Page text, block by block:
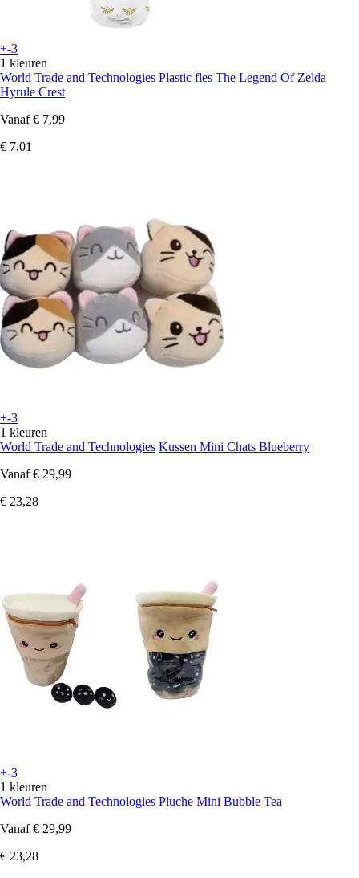
+-3
1 kleuren
World Trade and Technologies Plastic fles The Legend Of Zelda
Hyrule Crest
Vanaf € 7,99
€ 7,01
+-3
1 kleuren
World Trade and Technologies Kussen Mini Chats Blueberry
Vanaf € 29,99
€ 23,28
+-3
1 kleuren
World Trade and Technologies Pluche Mini Bubble Tea
Vanaf € 29,99
€ 23,28